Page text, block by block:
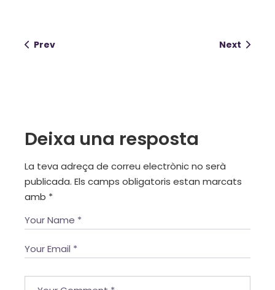
Prev Next
Deixa una resposta
La teva adreça de correu electrònic no serà
publicada. Els camps obligatoris estan marcats
amb *